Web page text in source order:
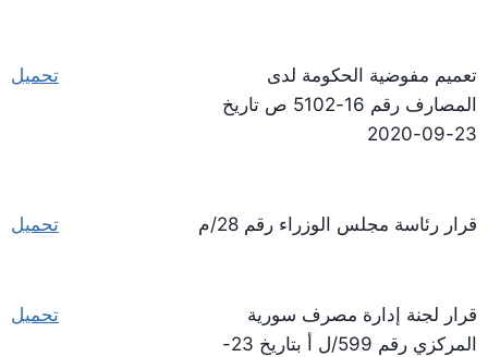
تعميم مفوضية الحكومة لدى
المصارف رقم 16-5102 ص تاريخ
23-09-2020
تحميل
قرار رئاسة مجلس الوزراء رقم 28/م تحميل
قرار لجنة إدارة مصرف سورية
المركزي رقم 599/ل أ بتاريخ 23-
تحميل